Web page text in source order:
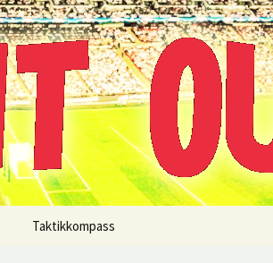
Taktikkompass